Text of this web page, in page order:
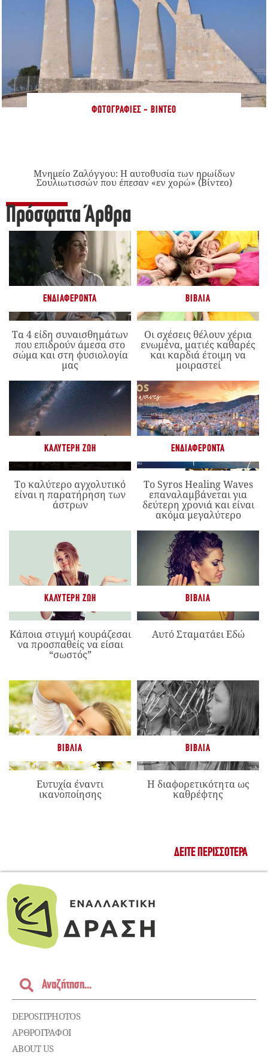
ΦΩΤΟΓΡΑΦΊΕΣ - ΒΊΝΤΕΟ
Μνημείο Ζαλόγγου: Η αυτοθυσία των ηρωίδων
Σουλιωτισσών που έπεσαν «εν χορώ» (Βίντεο)
Πρόσφατα Άρθρα
ΕΝΔΙΑΦΈΡΟΝΤΑ
Τα 4 είδη συναισθημάτων
που επιδρούν άμεσα στο
σώμα και στη φυσιολογία
μας
ΒΙΒΛΊΑ
Οι σχέσεις θέλουν χέρια
ενωμένα, ματιές καθαρές
και καρδιά έτοιμη να
μοιραστεί
ΚΑΛΎΤΕΡΗ ΖΩΉ
Το καλύτερο αγχολυτικό
είναι η παρατήρηση των
άστρων
ΕΝΔΙΑΦΈΡΟΝΤΑ
Το Syros Healing Waves
επαναλαμβάνεται για
δεύτερη χρονιά και είναι
ακόμα μεγαλύτερο
ΚΑΛΎΤΕΡΗ ΖΩΉ
Κάποια στιγμή κουράζεσαι
να προσπαθείς να είσαι
“σωστός”
ΒΙΒΛΊΑ
Αυτό Σταματάει Εδώ
ΒΙΒΛΊΑ
Ευτυχία έναντι
ικανοποίησης
ΒΙΒΛΊΑ
Η διαφορετικότητα ως
καθρέφτης
ΔΕΊΤΕ ΠΕΡΙΣΣΌΤΕΡΑ
DEPOSITPHOTOS
ΑΡΘΡΟΓΡΑΦΟΙ
ABOUT US